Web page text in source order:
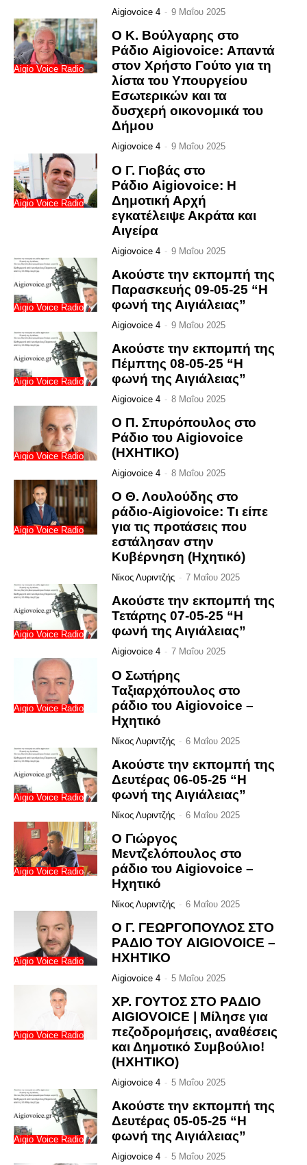
Aigiovoice 4 - 9 Μαΐου 2025
Aigio Voice Radio
Ο Κ. Βούλγαρης στο
Ράδιο Aigiovoice: Απαντά
στον Χρήστο Γούτο για τη
λίστα του Υπουργείου
Εσωτερικών και τα
δυσχερή οικονομικά του
Δήμου
Aigiovoice 4 - 9 Μαΐου 2025
Aigio Voice Radio
Ο Γ. Γιοβάς στο
Ράδιο Aigiovoice: Η
Δημοτική Αρχή
εγκατέλειψε Ακράτα και
Αιγείρα
Aigiovoice 4 - 9 Μαΐου 2025
Aigio Voice Radio
Ακούστε την εκπομπή της
Παρασκευής 09-05-25 “Η
φωνή της Αιγιάλειας”
Aigiovoice 4 - 9 Μαΐου 2025
Aigio Voice Radio
Ακούστε την εκπομπή της
Πέμπτης 08-05-25 “Η
φωνή της Αιγιάλειας”
Aigiovoice 4 - 8 Μαΐου 2025
Aigio Voice Radio
Ο Π. Σπυρόπουλος στο
Ράδιο του Aigiovoice
(ΗΧΗΤΙΚΟ)
Aigiovoice 4 - 8 Μαΐου 2025
Aigio Voice Radio
Ο Θ. Λουλούδης στο
ράδιο-Aigiovoice: Τι είπε
για τις προτάσεις που
εστάλησαν στην
Κυβέρνηση (Ηχητικό)
Νίκος Λυριντζής - 7 Μαΐου 2025
Aigio Voice Radio
Ακούστε την εκπομπή της
Τετάρτης 07-05-25 “Η
φωνή της Αιγιάλειας”
Aigiovoice 4 - 7 Μαΐου 2025
Aigio Voice Radio
Ο Σωτήρης
Ταξιαρχόπουλος στο
ράδιο του Aigiovoice –
Ηχητικό
Νίκος Λυριντζής - 6 Μαΐου 2025
Aigio Voice Radio
Ακούστε την εκπομπή της
Δευτέρας 06-05-25 “Η
φωνή της Αιγιάλειας”
Νίκος Λυριντζής - 6 Μαΐου 2025
Aigio Voice Radio
Ο Γιώργος
Μεντζελόπουλος στο
ράδιο του Aigiovoice –
Ηχητικό
Νίκος Λυριντζής - 6 Μαΐου 2025
Aigio Voice Radio
Ο Γ. ΓΕΩΡΓΟΠΟΥΛΟΣ ΣΤΟ
ΡΑΔΙΟ ΤΟΥ AIGIOVOICE –
ΗΧΗΤΙΚΟ
Aigiovoice 4 - 5 Μαΐου 2025
Aigio Voice Radio
ΧΡ. ΓΟΥΤΟΣ ΣΤΟ ΡΑΔΙΟ
AIGIOVOICE | Μίλησε για
πεζοδρομήσεις, αναθέσεις
και Δημοτικό Συμβούλιο!
(ΗΧΗΤΙΚΟ)
Aigiovoice 4 - 5 Μαΐου 2025
Aigio Voice Radio
Ακούστε την εκπομπή της
Δευτέρας 05-05-25 “Η
φωνή της Αιγιάλειας”
Aigiovoice 4 - 5 Μαΐου 2025